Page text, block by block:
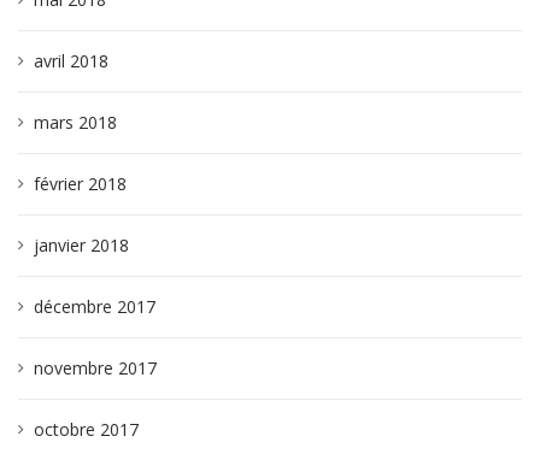
avril 2018
mars 2018
février 2018
janvier 2018
décembre 2017
novembre 2017
octobre 2017